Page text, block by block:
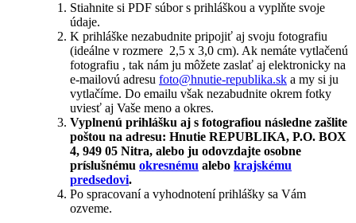
Stiahnite si PDF súbor s prihláškou a vyplňte svoje
údaje.
K prihláške nezabudnite pripojiť aj svoju fotografiu
(ideálne v rozmere 2,5 x 3,0 cm). Ak nemáte vytlačenú
fotografiu , tak nám ju môžete zaslať aj elektronicky na
e-mailovú adresu foto@hnutie-republika.sk a my si ju
vytlačíme. Do emailu však nezabudnite okrem fotky
uviesť aj Vaše meno a okres.
Vyplnenú prihlášku aj s fotografiou následne zašlite
poštou na adresu: Hnutie REPUBLIKA, P.O. BOX
4, 949 05 Nitra, alebo ju odovzdajte osobne
príslušnému okresnému alebo krajskému
predsedovi.
Po spracovaní a vyhodnotení prihlášky sa Vám
ozveme.